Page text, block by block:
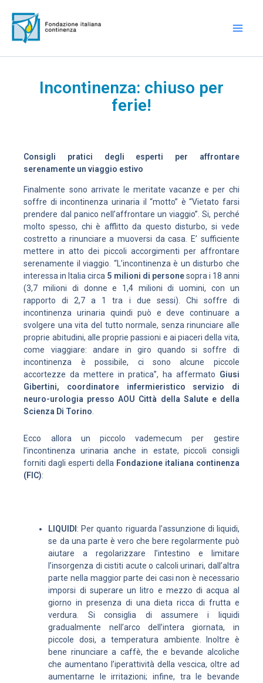
contenuto
Incontinenza: chiuso per
ferie!
Consigli pratici degli esperti per affrontare
serenamente un viaggio estivo
Finalmente sono arrivate le meritate vacanze e per chi
soffre di incontinenza urinaria il “motto” è “Vietato farsi
prendere dal panico nell’affrontare un viaggio”. Si, perché
molto spesso, chi è afflitto da questo disturbo, si vede
costretto a rinunciare a muoversi da casa. E’ sufficiente
mettere in atto dei piccoli accorgimenti per affrontare
serenamente il viaggio. “L’incontinenza è un disturbo che
interessa in Italia circa 5 milioni di personesopra i 18 anni
(3,7 milioni di donne e 1,4 milioni di uomini, con un
rapporto di 2,7 a 1 tra i due sessi). Chi soffre di
incontinenza urinaria quindi può e deve continuare a
svolgere una vita del tutto normale, senza rinunciare alle
proprie abitudini, alle proprie passioni e ai piaceri della vita,
come viaggiare: andare in giro quando si soffre di
incontinenza è possibile, ci sono alcune piccole
accortezze da mettere in pratica”, ha affermato Giusi
Gibertini, coordinatore infermieristico servizio di
neuro-urologia presso AOU Città della Salute e della
Scienza Di Torino.
Ecco allora un piccolo vademecum per gestire
l’incontinenza urinaria anche in estate, piccoli consigli
forniti dagli esperti della Fondazione italiana continenza
(FIC):
LIQUIDI : Per quanto riguarda l’assunzione di liquidi,
se da una parte è vero che bere regolarmente può
aiutare a regolarizzare l’intestino e limitare
l’insorgenza di cistiti acute o calcoli urinari, dall’altra
parte nella maggior parte dei casi non è necessario
imporsi di superare un litro e mezzo di acqua al
giorno in presenza di una dieta ricca di frutta e
verdura. Si consiglia di assumere i liquidi
gradualmente nell’arco dell’intera giornata, in
piccole dosi, a temperatura ambiente. Inoltre è
bene rinunciare a caffè, the e bevande alcoliche
che aumentano l’iperattività della vescica, oltre ad
aumentarne le irritazioni; infine, tra le bevande